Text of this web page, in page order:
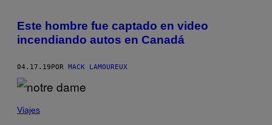
Este hombre fue captado en video
incendiando autos en Canadá
04.17.19 POR MACK LAMOUREUX
Viajes